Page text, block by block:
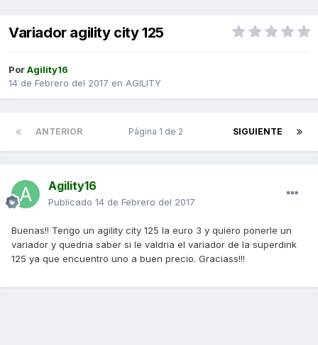
Variador agility city 125
PorAgility16
14 de Febrero del 2017 en AGILITY
ANTERIOR SIGUIENTE
Página 1 de 2
Agility16
Publicado 14 de Febrero del 2017
Buenas!! Tengo un agility city 125 la euro 3 y quiero ponerle un
variador y quedria saber si le valdria el variador de la superdink
125 ya que encuentro uno a buen precio. Graciass!!!